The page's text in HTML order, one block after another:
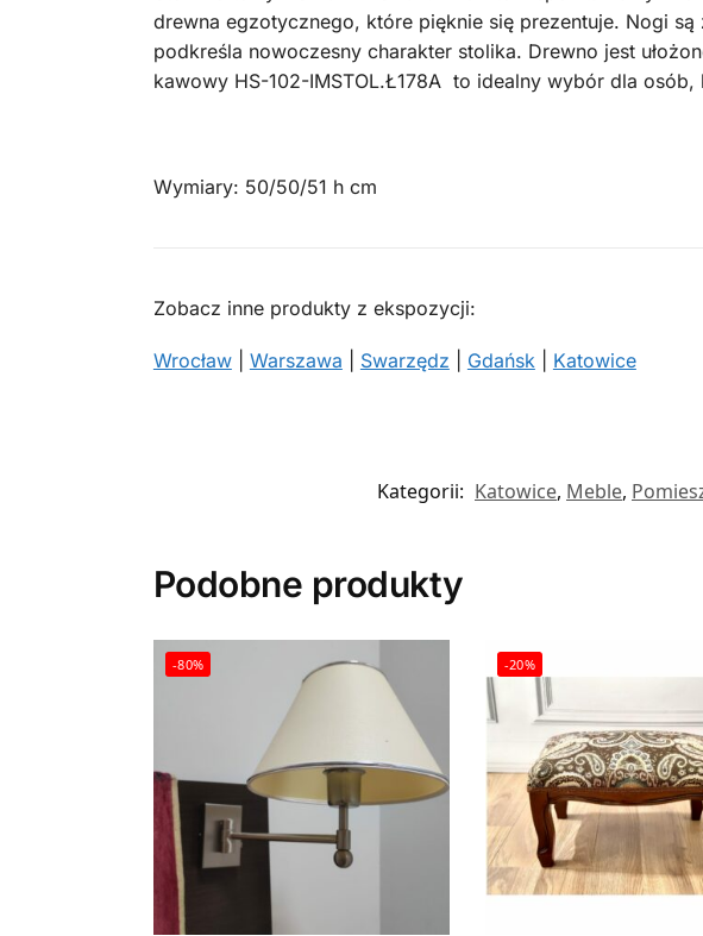
drewna egzotycznego, które pięknie się prezentuje. Nogi
podkreśla nowoczesny charakter stolika. Drewno jest
kawowy HS-102-IMSTOL.Ł178A to idealny wybór dla
Wymiary: 50/50/51 h cm
Zobacz inne produkty z ekspozycji:
Wrocław| Warszawa Swarzędz Gdańsk| Katowice
Kategorii: Katowice, Meble,
Podobne produkty
-80% -20%